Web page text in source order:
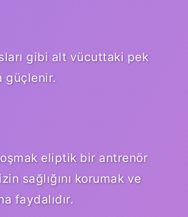
gibi alt vücuttaki pek
güçlenir.
eliptik bir antrenör
sağlığını korumak ve
faydalıdır.